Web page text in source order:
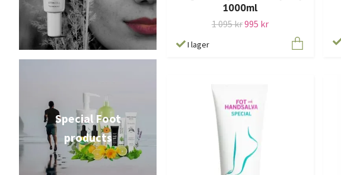
Special Foot
products
1000ml
1 095 kr995 kr
I lager